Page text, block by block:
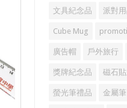
文具紀念品 派對
Cube Mug
廣告帽 戶外旅行
獎牌紀念品 磁石
螢光筆禮品 金屬筆